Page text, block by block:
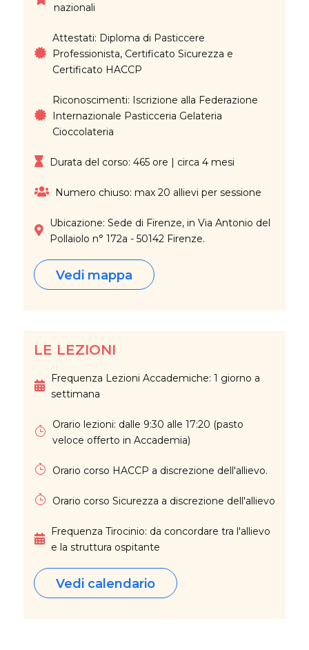
nazionali
Attestati: Diploma di Pasticcere
Professionista, Certificato Sicurezza e
Certificato HACCP
Riconoscimenti: Iscrizione alla Federazione
Internazionale Pasticceria Gelateria
Cioccolateria
Durata del corso: 465 ore | circa 4 mesi
Numero chiuso: max 20 allievi per sessione
Ubicazione: Sede di Firenze, in Via Antonio del
Pollaiolo n° 172a - 50142 Firenze.
Vedi mappa
LE LEZIONI
Frequenza Lezioni Accademiche: 1 giorno a
settimana
Orario lezioni: dalle 9:30 alle 17:20 (pasto
veloce offerto in Accademia)
Orario corso HACCP a discrezione dell'allievo.
Orario corso Sicurezza a discrezione dell'allievo
Frequenza Tirocinio: da concordare tra l'allievo
e la struttura ospitante
Vedi calendario